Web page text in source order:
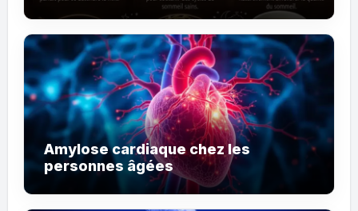
Amylose cardiaque chez les
personnes âgées